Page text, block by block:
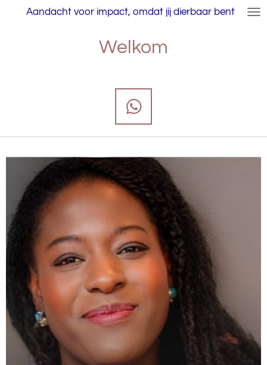
Aandacht voor impact, omdat jij dierbaar bent
Welkom
W
s
A
p